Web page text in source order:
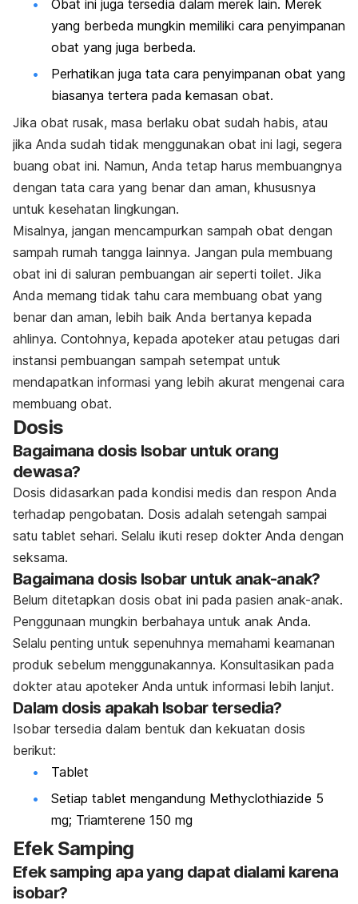
Obat ini juga tersedia dalam merek lain. Merek
yang berbeda mungkin memiliki cara penyimpanan
obat yang juga berbeda.
Perhatikan juga tata cara penyimpanan obat yang
biasanya tertera pada kemasan obat.
Jika obat rusak, masa berlaku obat sudah habis, atau
jika Anda sudah tidak menggunakan obat ini lagi, segera
buang obat ini. Namun, Anda tetap harus membuangnya
dengan tata cara yang benar dan aman, khususnya
untuk kesehatan lingkungan.
Misalnya, jangan mencampurkan sampah obat dengan
sampah rumah tangga lainnya. Jangan pula membuang
obat ini di saluran pembuangan air seperti toilet. Jika
Anda memang tidak tahu cara membuang obat yang
benar dan aman, lebih baik Anda bertanya kepada
ahlinya. Contohnya, kepada apoteker atau petugas dari
instansi pembuangan sampah setempat untuk
mendapatkan informasi yang lebih akurat mengenai cara
membuang obat.
Dosis
Bagaimana dosis Isobar untuk orang
dewasa?
Dosis didasarkan pada kondisi medis dan respon Anda
terhadap pengobatan. Dosis adalah setengah sampai
satu tablet sehari. Selalu ikuti resep dokter Anda dengan
seksama.
Bagaimana dosis Isobar untuk anak-anak?
Belum ditetapkan dosis obat ini pada pasien anak-anak.
Penggunaan mungkin berbahaya untuk anak Anda.
Selalu penting untuk sepenuhnya memahami keamanan
produk sebelum menggunakannya. Konsultasikan pada
dokter atau apoteker Anda untuk informasi lebih lanjut.
Dalam dosis apakah Isobar tersedia?
Isobar tersedia dalam bentuk dan kekuatan dosis
berikut:
Tablet
Setiap tablet mengandung Methyclothiazide 5
mg; Triamterene 150 mg
Efek Samping
Efek samping apa yang dapat dialami karena
isobar?